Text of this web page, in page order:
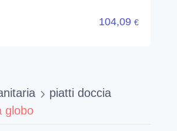
104,09 €
piatti doccia
globo